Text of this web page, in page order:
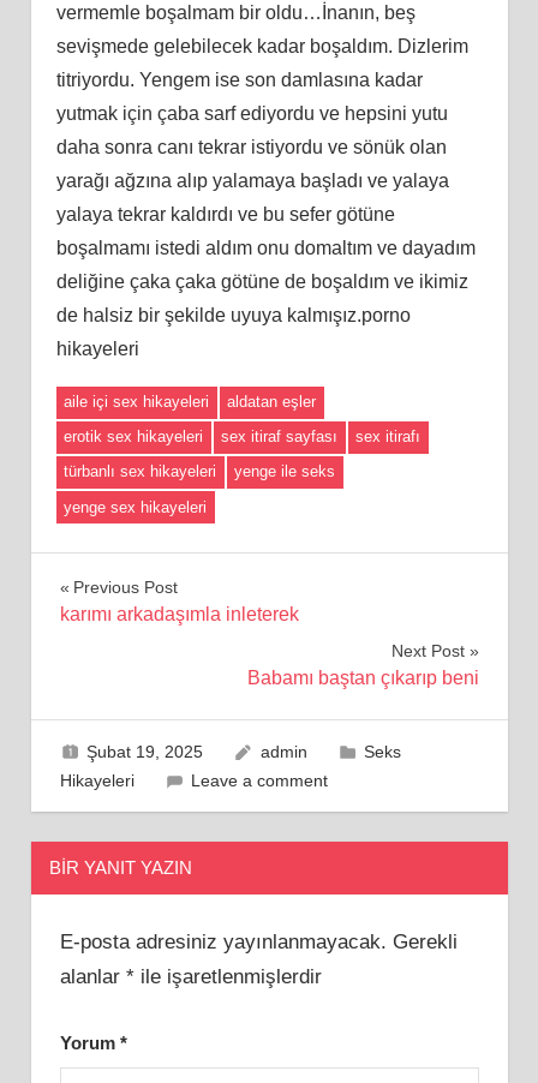
vermemle boşalmam bir oldu…İnanın, beş
sevişmede gelebilecek kadar boşaldım. Dizlerim
titriyordu. Yengem ise son damlasına kadar
yutmak için çaba sarf ediyordu ve hepsini yutu
daha sonra canı tekrar istiyordu ve sönük olan
yarağı ağzına alıp yalamaya başladı ve yalaya
yalaya tekrar kaldırdı ve bu sefer götüne
boşalmamı istedi aldım onu domaltım ve dayadım
deliğine çaka çaka götüne de boşaldım ve ikimiz
de halsiz bir şekilde uyuya kalmışız.porno
hikayeleri
aile içi sex hikayeleri
aldatan eşler
erotik sex hikayeleri
sex itiraf sayfası
sex itirafı
türbanlı sex hikayeleri
yenge ile seks
yenge sex hikayeleri
Yazı
Previous Post
karımı arkadaşımla inleterek
Next Post
Babamı baştan çıkarıp beni
Şubat 19, 2025 admin
Seks
Hikayeleri
Leave a comment
BIR YANIT YAZIN
E-posta adresiniz yayınlanmayacak. Gerekli
alanlar *ile işaretlenmişlerdir
Yorum *